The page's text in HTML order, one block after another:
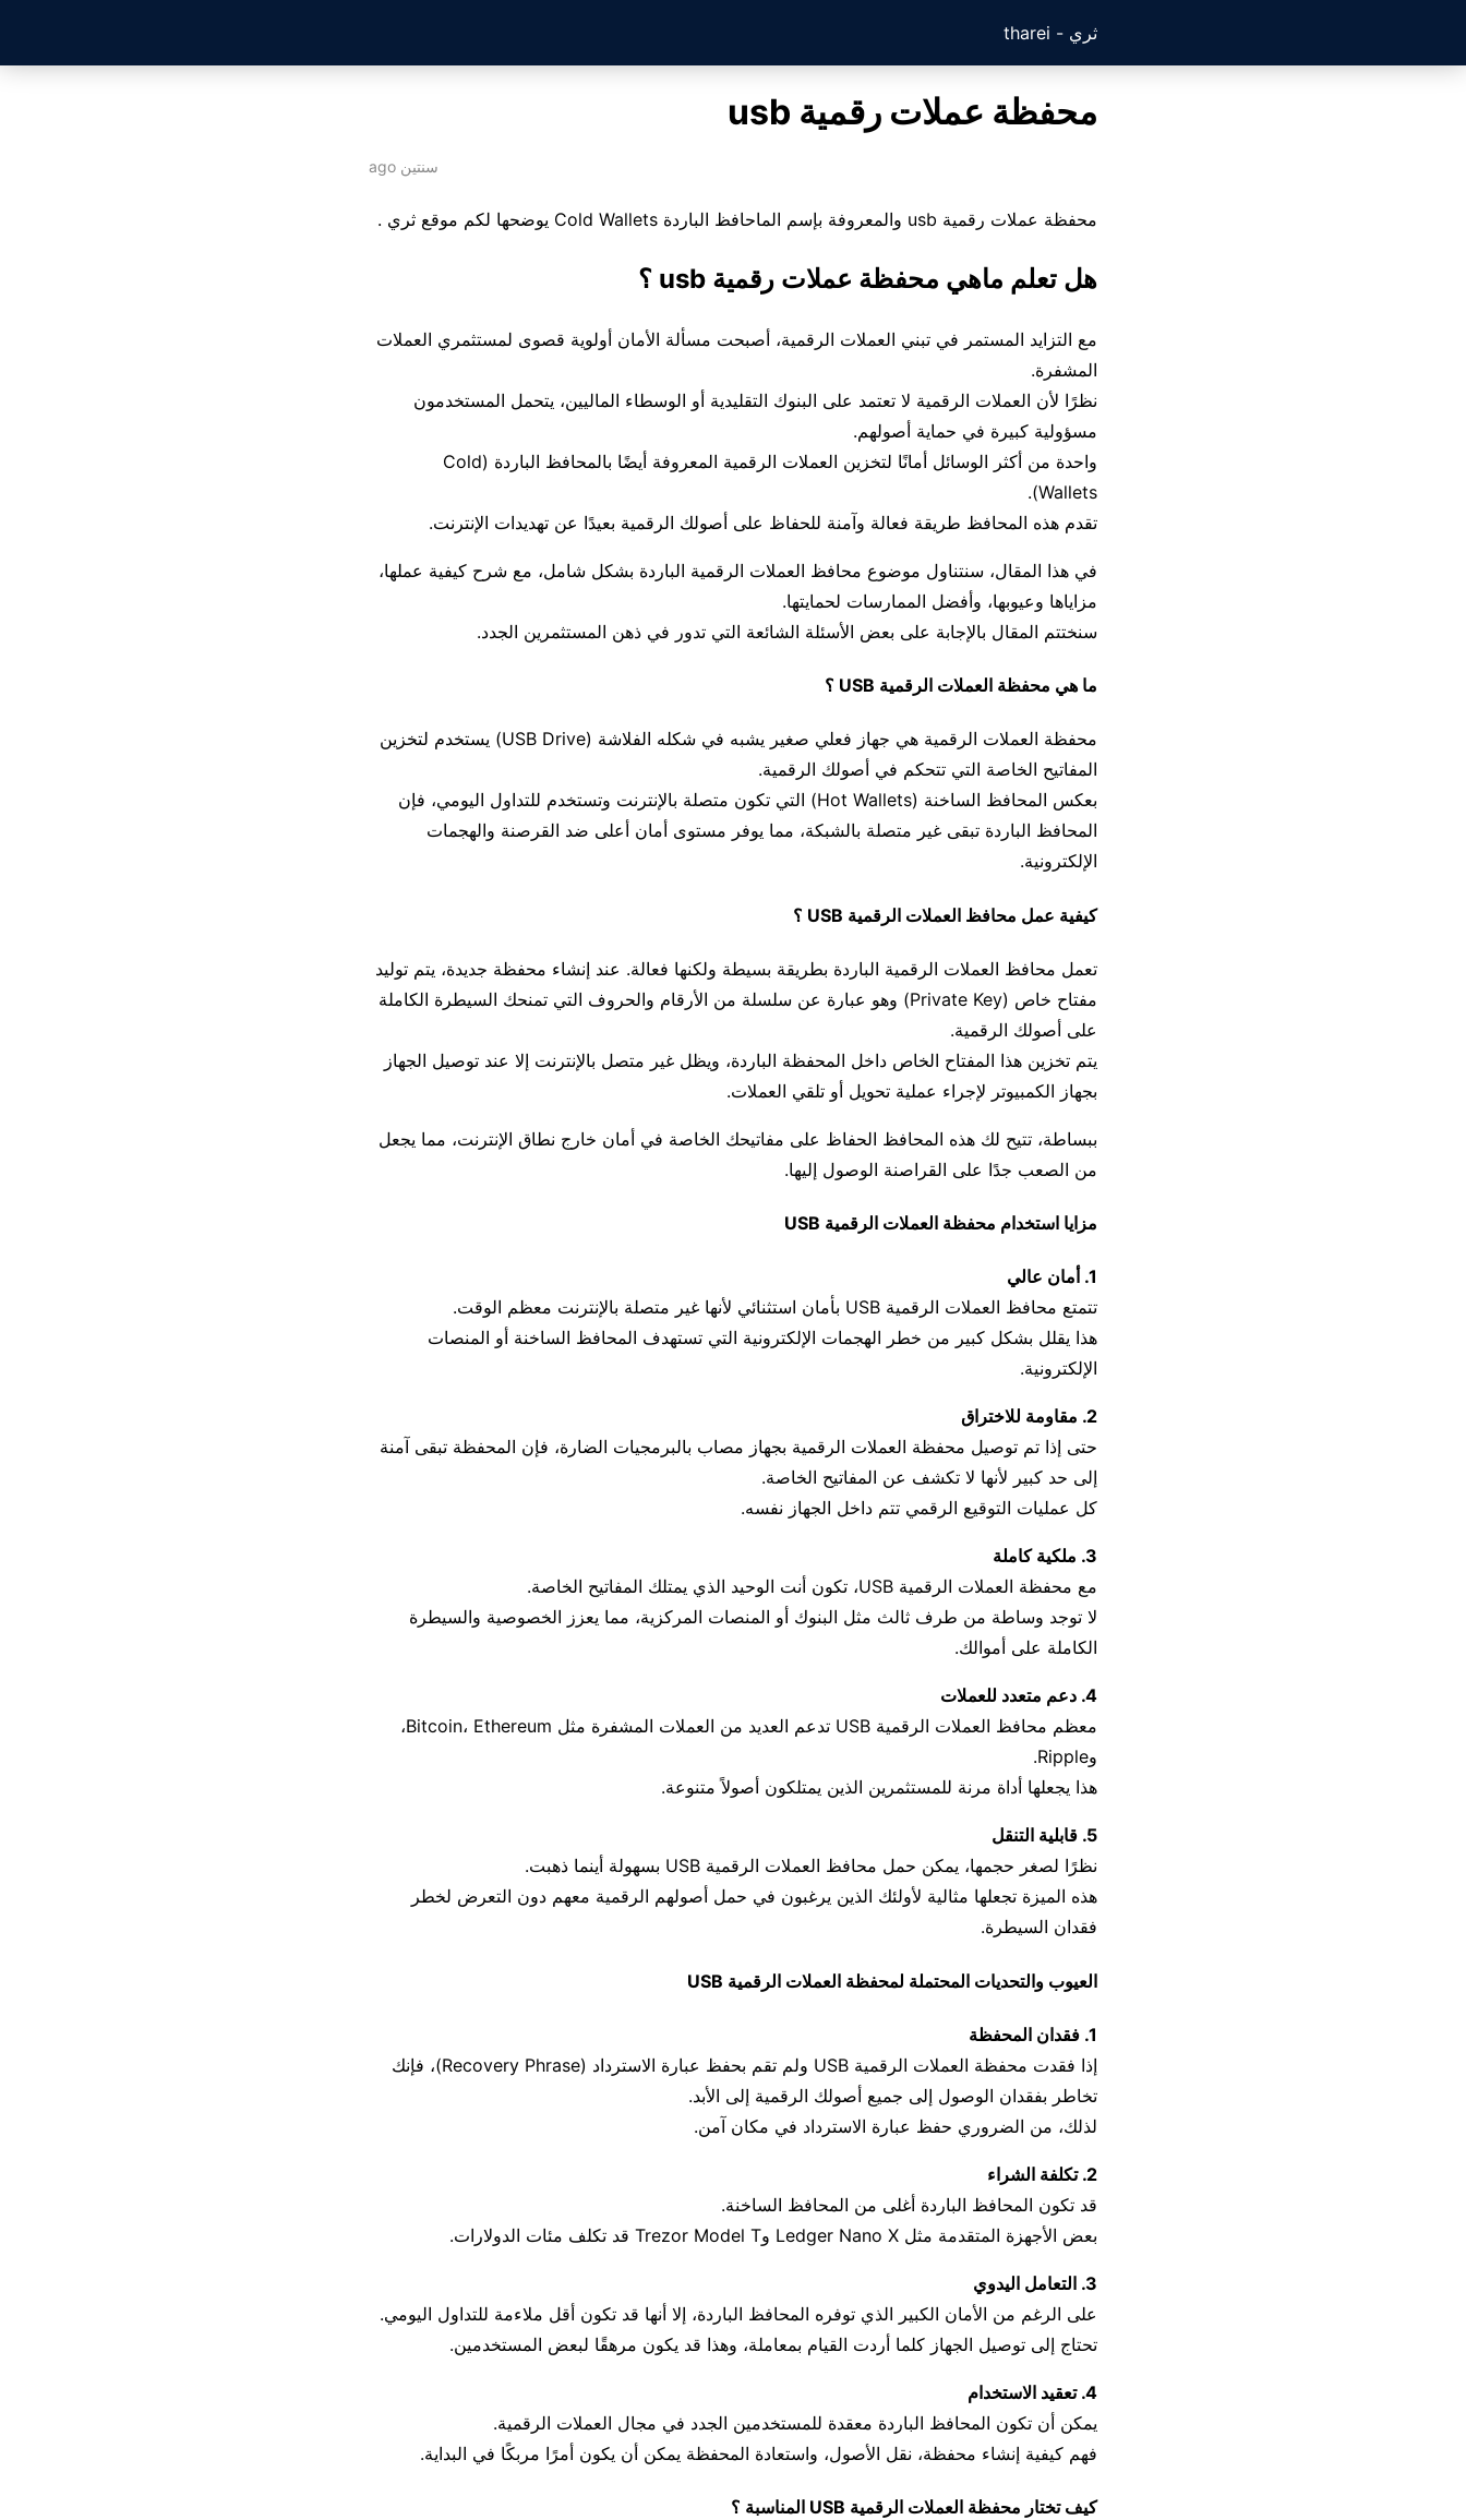
ثري - tharei
محفظة عملات رقمية usb
سنتين ago
محفظة عملات رقمية usb والمعروفة بإسم الماحافظ الباردة Cold Wallets يوضحها لكم موقع ثري .
هل تعلم ماهي محفظة عملات رقمية usb ؟
مع التزايد المستمر في تبني العملات الرقمية، أصبحت مسألة الأمان أولوية قصوى لمستثمري العملات
المشفرة.
نظرًا لأن العملات الرقمية لا تعتمد على البنوك التقليدية أو الوسطاء الماليين، يتحمل المستخدمون
مسؤولية كبيرة في حماية أصولهم.
واحدة من أكثر الوسائل أمانًا لتخزين العملات الرقمية المعروفة أيضًا بالمحافظ الباردة (Cold
Wallets).
تقدم هذه المحافظ طريقة فعالة وآمنة للحفاظ على أصولك الرقمية بعيدًا عن تهديدات الإنترنت.
في هذا المقال، سنتناول موضوع محافظ العملات الرقمية الباردة بشكل شامل، مع شرح كيفية عملها،
مزاياها وعيوبها، وأفضل الممارسات لحمايتها.
سنختتم المقال بالإجابة على بعض الأسئلة الشائعة التي تدور في ذهن المستثمرين الجدد.
ما هي محفظة العملات الرقمية USB ؟
محفظة العملات الرقمية هي جهاز فعلي صغير يشبه في شكله الفلاشة (USB Drive) يستخدم لتخزين
المفاتيح الخاصة التي تتحكم في أصولك الرقمية.
بعكس المحافظ الساخنة (Hot Wallets) التي تكون متصلة بالإنترنت وتستخدم للتداول اليومي، فإن
المحافظ الباردة تبقى غير متصلة بالشبكة، مما يوفر مستوى أمان أعلى ضد القرصنة والهجمات
الإلكترونية.
كيفية عمل محافظ العملات الرقمية USB ؟
تعمل محافظ العملات الرقمية الباردة بطريقة بسيطة ولكنها فعالة. عند إنشاء محفظة جديدة، يتم توليد
مفتاح خاص (Private Key) وهو عبارة عن سلسلة من الأرقام والحروف التي تمنحك السيطرة الكاملة
على أصولك الرقمية.
يتم تخزين هذا المفتاح الخاص داخل المحفظة الباردة، ويظل غير متصل بالإنترنت إلا عند توصيل الجهاز
بجهاز الكمبيوتر لإجراء عملية تحويل أو تلقي العملات.
ببساطة، تتيح لك هذه المحافظ الحفاظ على مفاتيحك الخاصة في أمان خارج نطاق الإنترنت، مما يجعل
من الصعب جدًا على القراصنة الوصول إليها.
مزايا استخدام محفظة العملات الرقمية USB
1. أمان عالي
تتمتع محافظ العملات الرقمية USB بأمان استثنائي لأنها غير متصلة بالإنترنت معظم الوقت.
هذا يقلل بشكل كبير من خطر الهجمات الإلكترونية التي تستهدف المحافظ الساخنة أو المنصات
الإلكترونية.
2. مقاومة للاختراق
حتى إذا تم توصيل محفظة العملات الرقمية بجهاز مصاب بالبرمجيات الضارة، فإن المحفظة تبقى آمنة
إلى حد كبير لأنها لا تكشف عن المفاتيح الخاصة.
كل عمليات التوقيع الرقمي تتم داخل الجهاز نفسه.
3. ملكية كاملة
مع محفظة العملات الرقمية USB، تكون أنت الوحيد الذي يمتلك المفاتيح الخاصة.
لا توجد وساطة من طرف ثالث مثل البنوك أو المنصات المركزية، مما يعزز الخصوصية والسيطرة
الكاملة على أموالك.
4. دعم متعدد للعملات
معظم محافظ العملات الرقمية USB تدعم العديد من العملات المشفرة مثل Bitcoin، Ethereum،
وRipple.
هذا يجعلها أداة مرنة للمستثمرين الذين يمتلكون أصولاً متنوعة.
5. قابلية التنقل
نظرًا لصغر حجمها، يمكن حمل محافظ العملات الرقمية USB بسهولة أينما ذهبت.
هذه الميزة تجعلها مثالية لأولئك الذين يرغبون في حمل أصولهم الرقمية معهم دون التعرض لخطر
فقدان السيطرة.
العيوب والتحديات المحتملة لمحفظة العملات الرقمية USB
1. فقدان المحفظة
إذا فقدت محفظة العملات الرقمية USB ولم تقم بحفظ عبارة الاسترداد (Recovery Phrase)، فإنك
تخاطر بفقدان الوصول إلى جميع أصولك الرقمية إلى الأبد.
لذلك، من الضروري حفظ عبارة الاسترداد في مكان آمن.
2. تكلفة الشراء
قد تكون المحافظ الباردة أغلى من المحافظ الساخنة.
بعض الأجهزة المتقدمة مثل Ledger Nano X وTrezor Model T قد تكلف مئات الدولارات.
3. التعامل اليدوي
على الرغم من الأمان الكبير الذي توفره المحافظ الباردة، إلا أنها قد تكون أقل ملاءمة للتداول اليومي.
تحتاج إلى توصيل الجهاز كلما أردت القيام بمعاملة، وهذا قد يكون مرهقًا لبعض المستخدمين.
4. تعقيد الاستخدام
يمكن أن تكون المحافظ الباردة معقدة للمستخدمين الجدد في مجال العملات الرقمية.
فهم كيفية إنشاء محفظة، نقل الأصول، واستعادة المحفظة يمكن أن يكون أمرًا مربكًا في البداية.
كيف تختار محفظة العملات الرقمية USB المناسبة ؟